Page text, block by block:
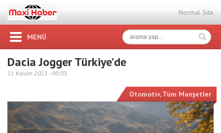
Normal Site
MENÜ
Dacia Jogger Türkiye’de
22 Kasım 2022 - 00:03
Otomotiv,Tüm Manşetler